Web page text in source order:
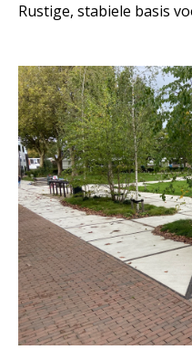
Rustige, stabiele basis